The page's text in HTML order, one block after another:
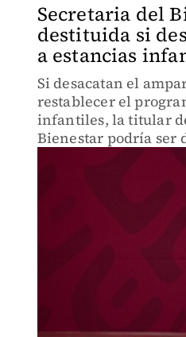
Secretaria del
destituida si
a estancias
Si desacatan el
restablecer el
infantiles, la titular
Bienestar podría ser
cárcel, advirtió el
de Movimiento